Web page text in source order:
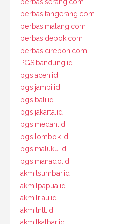
perbasitangerang.com
perbasimalang.com
perbasidepok.com
perbasicirebon.com
PGSIbandung.id
pgsiaceh.id
pgsijambi.id
pgsibali.id
pgsijakarta.id
pgsimedan.id
pgsilombok.id
pgsimaluku.id
pgsimanado.id
akmilsumbar.id
akmilpapua.id
akmilriau.id
akmilntt.id
akmilkalbar.id